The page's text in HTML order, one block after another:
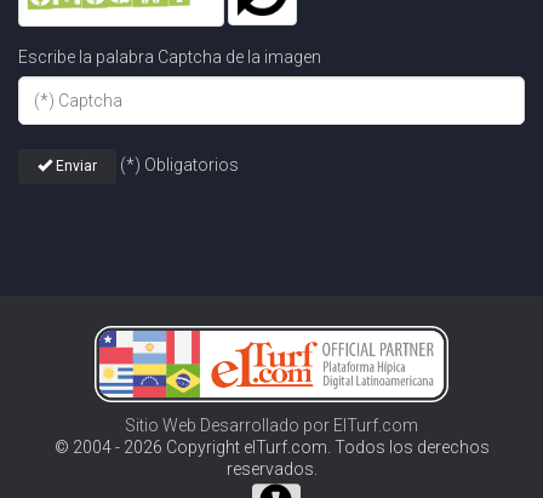
Escribe la palabra Captcha de la imagen
Enviar (*) Obligatorios
Sitio Web Desarrollado por ElTurf.com
© 2004 - 2026 Copyright elTurf.com. Todos los derechos
reservados.